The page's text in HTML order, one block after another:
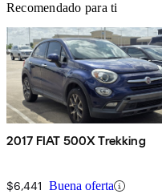
Recomendado para ti
2017 FIAT 500X Trekking
$6,441 Buena oferta